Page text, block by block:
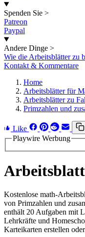
Spenden Sie >
Patreon
Paypal
Andere Dinge >
Wie die Arbeitsblätter zu
Kontakt & Kommentare
Home
Arbeitsblätter für
Arbeitsblätter zu
Primzahlen und
Like
Playwire Werbung
Kostenlose math-
von Primzahlen und
enthält 20 Aufgaben mit
Lehrkräfte und
Karteikarten erstellen